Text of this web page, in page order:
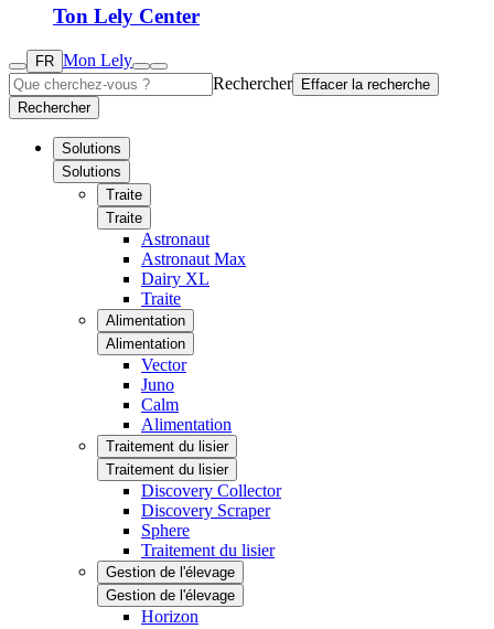
Ton Lely Center
FR Mon Lely
Rechercher
Effacer la recherche
Rechercher
Solutions
Solutions
Traite
Traite
Astronaut
Astronaut Max
Dairy XL
Traite
Alimentation
Alimentation
Vector
Juno
Calm
Alimentation
Traitement du lisier
Traitement du lisier
Discovery Collector
Discovery Scraper
Sphere
Traitement du lisier
Gestion de l'élevage
Gestion de l'élevage
Horizon